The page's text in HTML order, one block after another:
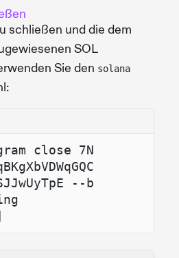
schließen und die dem
SOL
Sie den solana
close 7N
--b